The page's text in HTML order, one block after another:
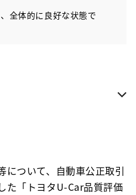
全体的に良好な状態で
について、自動車公正取引
た「トヨタU-Car品質評価